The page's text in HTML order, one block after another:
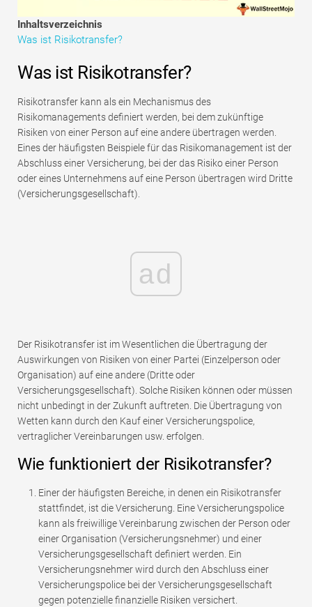
Vollständige Form
Risikomanagement-Tutorials
Inhaltsverzeichnis
Was ist Risikotransfer?
Was ist Risikotransfer?
Risikotransfer kann als ein Mechanismus des
Risikomanagements definiert werden, bei dem zukünftige
Risiken von einer Person auf eine andere übertragen werden.
Eines der häufigsten Beispiele für das Risikomanagement ist der
Abschluss einer Versicherung, bei der das Risiko einer Person
oder eines Unternehmens auf eine Person übertragen wird Dritte
(Versicherungsgesellschaft).
ad
Der Risikotransfer ist im Wesentlichen die Übertragung der
Auswirkungen von Risiken von einer Partei (Einzelperson oder
Organisation) auf eine andere (Dritte oder
Versicherungsgesellschaft). Solche Risiken können oder müssen
nicht unbedingt in der Zukunft auftreten. Die Übertragung von
Wetten kann durch den Kauf einer Versicherungspolice,
vertraglicher Vereinbarungen usw. erfolgen.
Wie funktioniert der Risikotransfer?
Einer der häufigsten Bereiche, in denen ein Risikotransfer
stattfindet, ist die Versicherung. Eine Versicherungspolice
kann als freiwillige Vereinbarung zwischen der Person oder
einer Organisation (Versicherungsnehmer) und einer
Versicherungsgesellschaft definiert werden. Ein
Versicherungsnehmer wird durch den Abschluss einer
Versicherungspolice bei der Versicherungsgesellschaft
gegen potenzielle finanzielle Risiken versichert.